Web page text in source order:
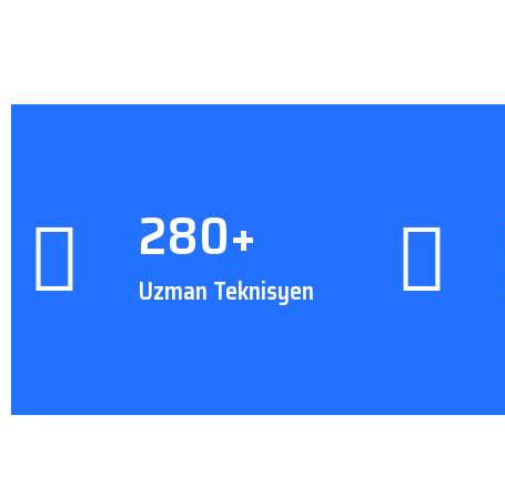
280+
Uzman Teknisyen